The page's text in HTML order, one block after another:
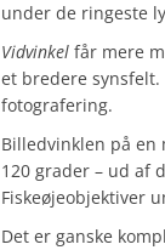
under de ringeste
Vidvinkel får mere
et bredere
fotografering.
Billedvinklen på en
120 grader – ud af
Fiskeøjeobjektiver
Det er ganske